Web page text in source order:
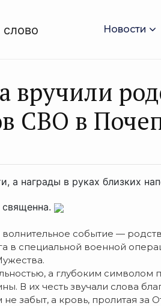
Новости
вручили
СВО в
а награды в руках близких
событие —
в специальной военной
а глубоким символом
В их честь звучали слова
забыт, а кровь, пролитая за